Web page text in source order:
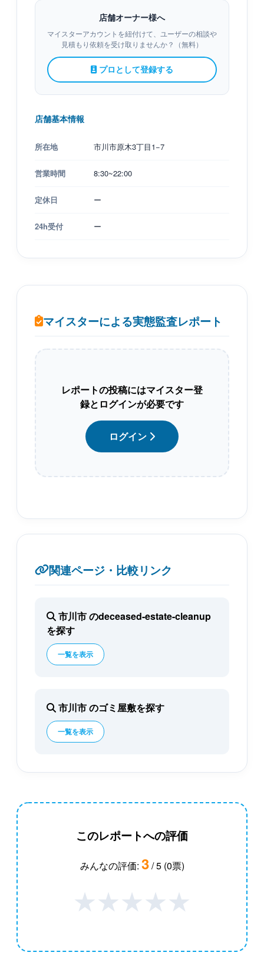
店舗オーナー様へ
マイスターアカウントを紐付けて、ユーザーの相談や
見積もり依頼を受け取りませんか？（無料）
プロとして登録する
店舗基本情報
所在地 市川市原木3丁目1−7
営業時間 8:30~22:00
定休日 ー
24h受付 ー
マイスターによる実態監査レポート
レポートの投稿にはマイスター登
録とログインが必要です
ログイン
関連ページ・比較リンク
市川市 のdeceased-estate-cleanup
を探す
一覧を表示
市川市 のゴミ屋敷を探す
一覧を表示
このレポートへの評価
みんなの評価: 3/ 5 (0票)
★★★★★